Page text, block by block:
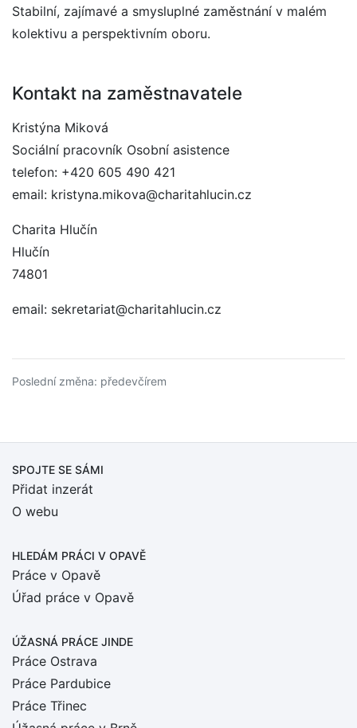
Stabilní, zajímavé a smysluplné zaměstnání v malém
kolektivu a perspektivním oboru.
Kontakt na zaměstnavatele
Kristýna Miková
Sociální pracovník Osobní asistence
telefon: +420 605 490 421
email: kristyna.mikova@charitahlucin.cz
Charita Hlučín
Hlučín
74801
email: sekretariat@charitahlucin.cz
Poslední změna: předevčírem
SPOJTE SE SÁMI
Přidat inzerát
O webu
HLEDÁM PRÁCI V OPAVĚ
Práce v Opavě
Úřad práce v Opavě
ÚŽASNÁ PRÁCE JINDE
Práce Ostrava
Práce Pardubice
Práce Třinec